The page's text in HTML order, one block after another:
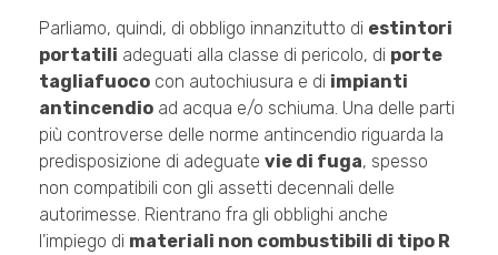
Parliamo, quindi, di obbligo innanzitutto di estintori
portatili adeguati alla classe di pericolo, di porte
tagliafuoco con autochiusura e di impianti
antincendio ad acqua e/o schiuma. Una delle parti
più controverse delle norme antincendio riguarda la
predisposizione di adeguate vie di fuga, spesso
non compatibili con gli assetti decennali delle
autorimesse. Rientrano fra gli obblighi anche
l’impiego di materiali non combustibili di tipo R